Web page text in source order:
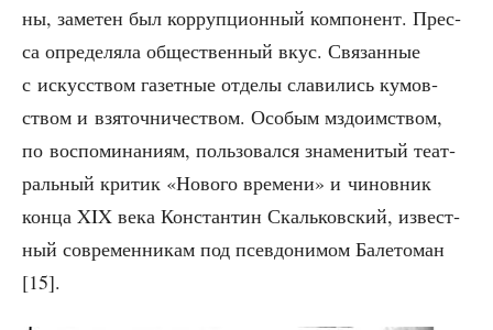
ны, заме­тен был кор­руп­ци­он­ный ком­по­нент. Прес­
са опре­де­ля­ла обще­ствен­ный вкус. Свя­зан­ные
с искус­ством газет­ные отде­лы сла­ви­лись кумов­
ством и взя­точ­ни­че­ством. Осо­бым мздо­им­ством,
по вос­по­ми­на­ни­ям, поль­зо­вал­ся зна­ме­ни­тый теат­
раль­ный кри­тик «Ново­го вре­ме­ни» и чинов­ник
кон­ца XIX века Кон­стан­тин Скаль­ков­ский, извест­
ный совре­мен­ни­кам под псев­до­ни­мом Бале­то­ман
[15].